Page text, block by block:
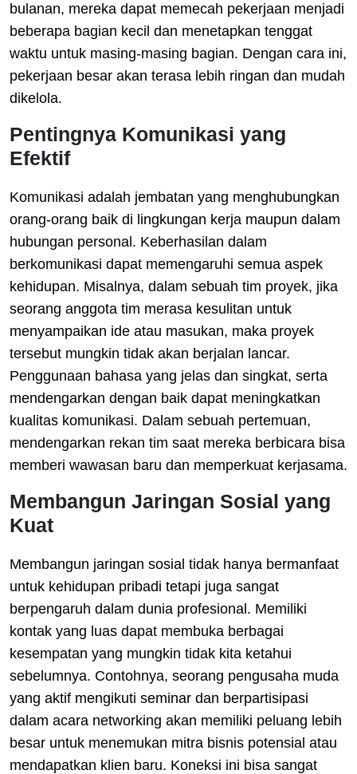
bulanan, mereka dapat memecah pekerjaan menjadi
beberapa bagian kecil dan menetapkan tenggat
waktu untuk masing-masing bagian. Dengan cara ini,
pekerjaan besar akan terasa lebih ringan dan mudah
dikelola.
Pentingnya Komunikasi yang
Efektif
Komunikasi adalah jembatan yang menghubungkan
orang-orang baik di lingkungan kerja maupun dalam
hubungan personal. Keberhasilan dalam
berkomunikasi dapat memengaruhi semua aspek
kehidupan. Misalnya, dalam sebuah tim proyek, jika
seorang anggota tim merasa kesulitan untuk
menyampaikan ide atau masukan, maka proyek
tersebut mungkin tidak akan berjalan lancar.
Penggunaan bahasa yang jelas dan singkat, serta
mendengarkan dengan baik dapat meningkatkan
kualitas komunikasi. Dalam sebuah pertemuan,
mendengarkan rekan tim saat mereka berbicara bisa
memberi wawasan baru dan memperkuat kerjasama.
Membangun Jaringan Sosial yang
Kuat
Membangun jaringan sosial tidak hanya bermanfaat
untuk kehidupan pribadi tetapi juga sangat
berpengaruh dalam dunia profesional. Memiliki
kontak yang luas dapat membuka berbagai
kesempatan yang mungkin tidak kita ketahui
sebelumnya. Contohnya, seorang pengusaha muda
yang aktif mengikuti seminar dan berpartisipasi
dalam acara networking akan memiliki peluang lebih
besar untuk menemukan mitra bisnis potensial atau
mendapatkan klien baru. Koneksi ini bisa sangat